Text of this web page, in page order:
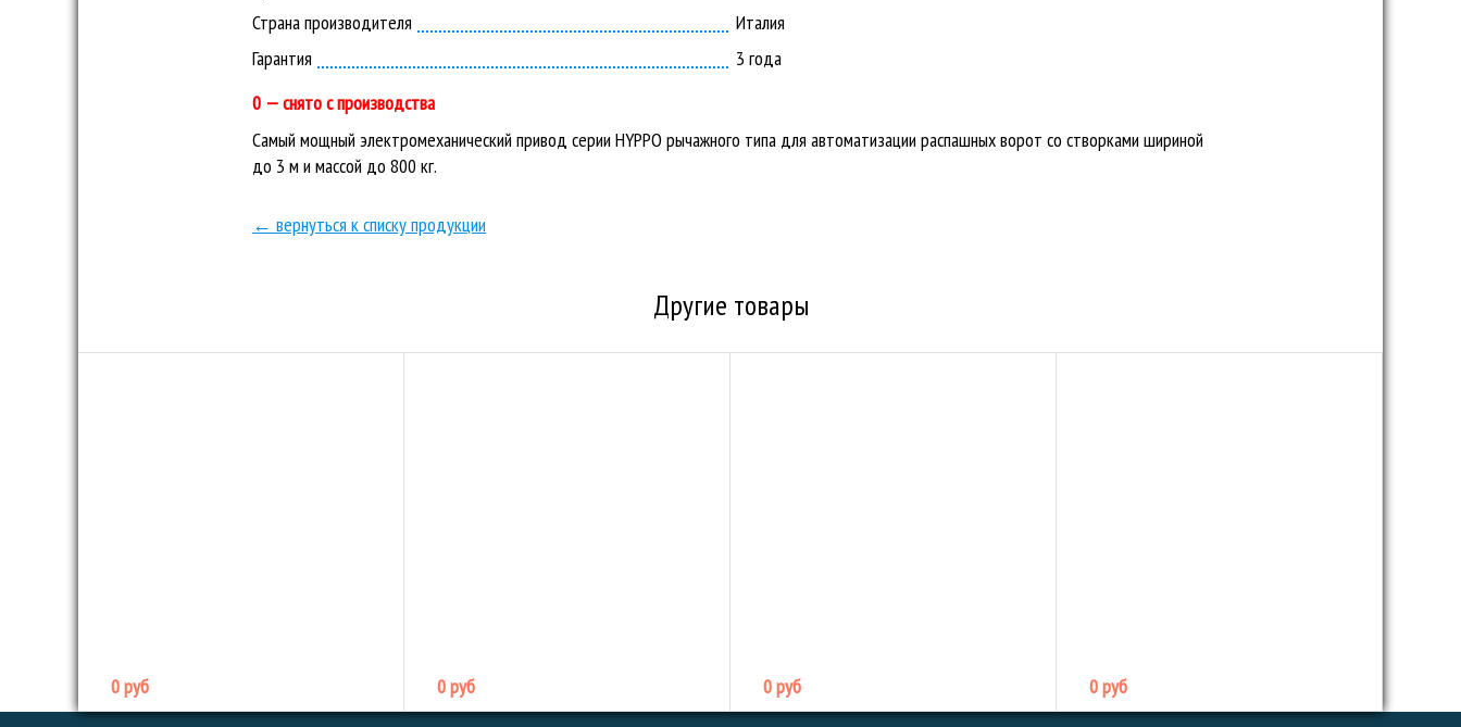
Страна производителя
Италия
Гарантия
3 года
0 — снято с производства
Самый мощный электромеханический привод серии HYPPO рычажного типа для автоматизации распашных ворот со створками шириной
до 3 м и массой до 800 кг.
← вернуться к списку продукции
Другие товары
0 руб 0 руб 0 руб 0 руб